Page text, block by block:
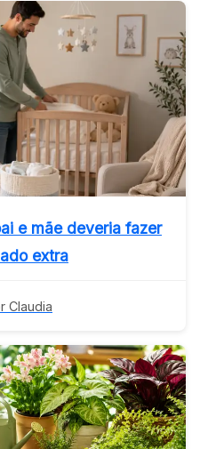
e mãe deveria fazer
extra
Claudia